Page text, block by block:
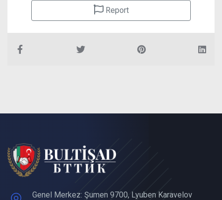
Report
Genel Merkez: Şumen 9700, Lyuben Karavelov